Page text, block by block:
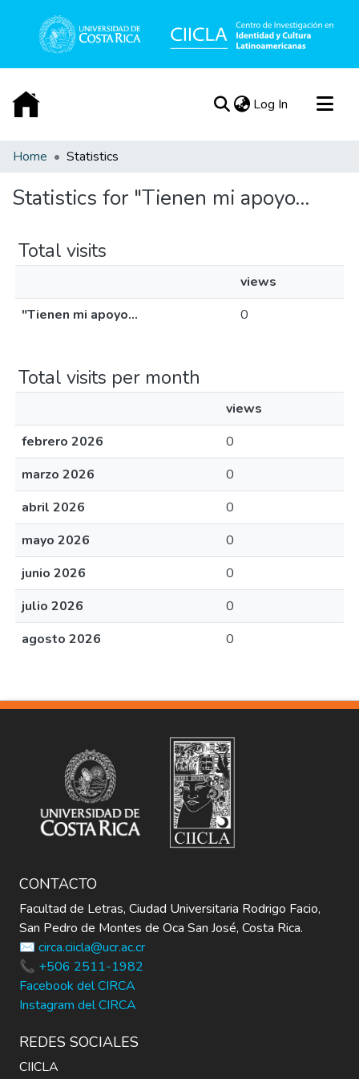
Log In (current)
Communities & Collections
Acerca de
Home Statistics
Statistics for "Tienen mi apoyo...
Total visits
views
"Tienen mi apoyo...
0
Total visits per month
views
febrero 2026
0
marzo 2026
0
abril 2026
0
mayo 2026
0
junio 2026
0
julio 2026
0
agosto 2026
0
CONTACTO
Facultad de Letras, Ciudad Universitaria Rodrigo Facio,
San Pedro de Montes de Oca San José, Costa Rica.
✉️ circa.ciicla@ucr.ac.cr
📞 +506 2511-1982
Facebook del CIRCA
Instagram del CIRCA
REDES SOCIALES
CIICLA